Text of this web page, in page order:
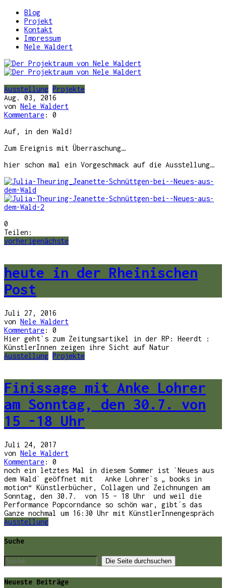
Blog
Projekt
Kontakt
Impressum
Nele Waldert
Ausstellung Projekte
Aug. 03, 2016
von Nele Waldert
Kommentare: 0
Auf, in den Wald!
Zum Ereignis mit Überraschung…
hier schon mal ein Vorgeschmack auf die Ausstellung…
0
Teilen:
vorherigenächste
heute in der Rheinischen
Post
Juli 27, 2016
von Nele Waldert
Kommentare: 0
Hier geht`s zum Zeitungsartikel in der RP: Heerdt :
KünstlerInnen zeigen ihre Sicht auf Natur
Ausstellung Projekte
Finissage mit Anke Lohrer
am Sonntag, den 30.7. von
15 -18 Uhr
Juli 24, 2017
von Nele Waldert
Kommentare: 0
noch ein letztes Mal in diesem Sommer ist `Neues aus
dem Wald` geöffnet mit Anke Lohrer`s „ books in
motion“ Künstlerbücher, Collagen und Zeichnungen am
Sonntag, den 30.7. von 15 – 18 Uhr und weil die
Performance Popcorndance so schön war, gibt´s das
Ganze nochmal um 16:30 Uhr mit KünstlerInnengespräch
Ausstellung
Suche
Neueste Beiträge